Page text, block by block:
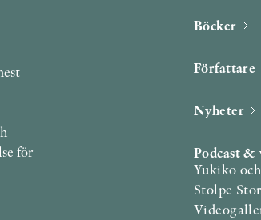
för
Böcker
Författare
Nyheter
Podcast &
Yukiko
Stolpe